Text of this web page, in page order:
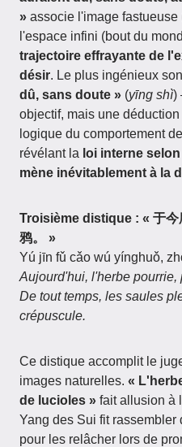
» associe l'image fastueuse
l'espace infini (bout du
trajectoire effrayante de
désir. Le plus ingénieux
dû, sans doute » (yīng shì)
objectif, mais une
logique du comportement
révélant la loi interne
mène inévitablement à la
Troisième distique : « 于今
鸦。 »
Yú jīn fǔ cǎo wú yínghuǒ,
Aujourd'hui, l'herbe
De tout temps, les saules
crépuscule.
Ce distique accomplit le
images naturelles. «
de lucioles » fait allusion à
Yang des Sui fit
pour les relâcher lors de